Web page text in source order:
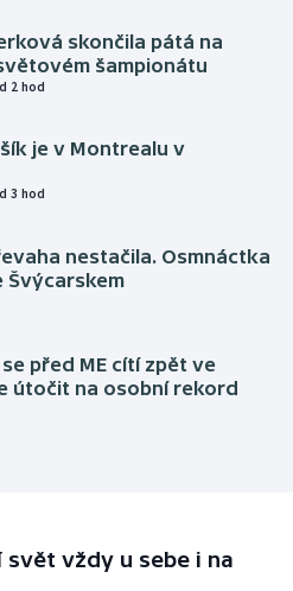
skončila pátá na
šampionátu
2 hod
je v Montrealu v
3 hod
nestačila. Osmnáctka
Švýcarskem
před ME cítí zpět ve
útočit na osobní rekord
vždy u sebe i na